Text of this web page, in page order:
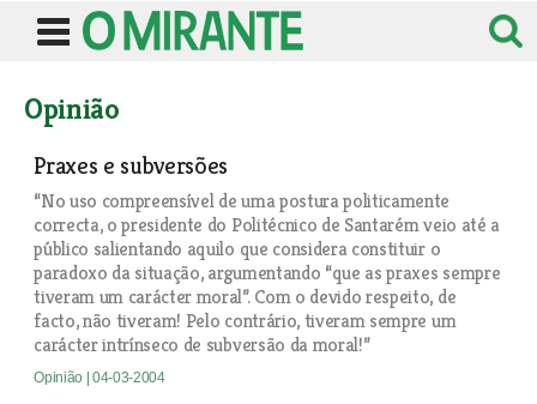
Opinião
Praxes e subversões
“No uso compreensível de uma postura politicamente
correcta, o presidente do Politécnico de Santarém veio até a
público salientando aquilo que considera constituir o
paradoxo da situação, argumentando “que as praxes sempre
tiveram um carácter moral”. Com o devido respeito, de
facto, não tiveram! Pelo contrário, tiveram sempre um
carácter intrínseco de subversão da moral!”
Opinião | 04-03-2004